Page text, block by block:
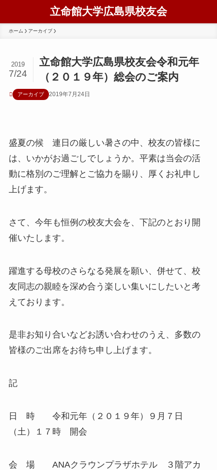
立命館大学広島県校友会
ホーム アーカイブ
立命館大学広島県校友会令和元年
（２０１９年）総会のご案内
2019
7/24
アーカイブ 2019年7月24日
盛夏の候 連日の厳しい暑さの中、校友の皆様に
は、いかがお過ごしでしょうか。平素は当会の活
動に格別のご理解とご協力を賜り、厚くお礼申し
上げます。
さて、今年も恒例の校友大会を、下記のとおり開
催いたします。
躍進する母校のさらなる発展を願い、併せて、校
友同志の親睦を深め合う楽しい集いにしたいと考
えております。
是非お知り合いなどお誘い合わせのうえ、多数の
皆様のご出席をお待ち申し上げます。
記
日 時 令和元年（２０１９年）９月７日
（土）１７時 開会
会 場 ANAクラウンプラザホテル ３階アカ